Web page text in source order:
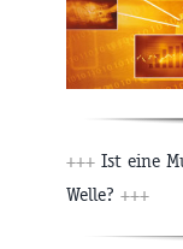
+++ Ist eine
Welle? +++